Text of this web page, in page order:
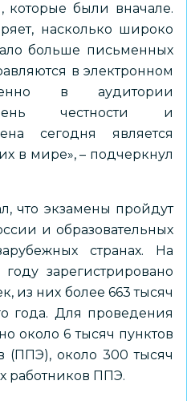
которые были вначале.
насколько широко
больше письменных
в электронном
в аудитории
честности и
сегодня является
в мире», – подчеркнул
что экзамены пройдут
и образовательных
странах. На
зарегистрировано
из них более 663 тысяч
года. Для проведения
около 6 тысяч пунктов
(ППЭ), около 300 тысяч
работников ППЭ.